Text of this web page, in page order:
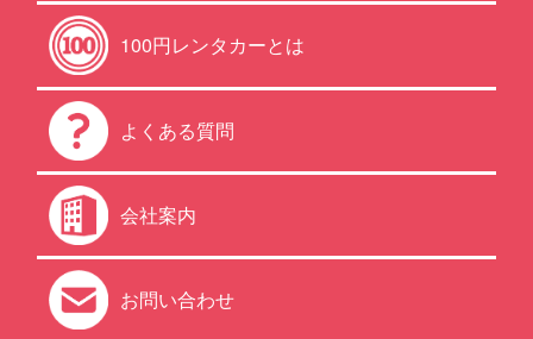
100円レンタカーとは
よくある質問
会社案内
お問い合わせ